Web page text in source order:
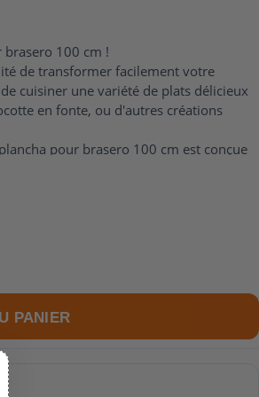
100 cm !
de transformer facilement votre
cuisiner une variété de plats délicieux
en fonte, ou d'autres créations
pour brasero 100 cm est conçue
de cuisson généreuse pour vos
de nouvelles façons de cuisiner et
touche de saveur authentique à vos
PANIER